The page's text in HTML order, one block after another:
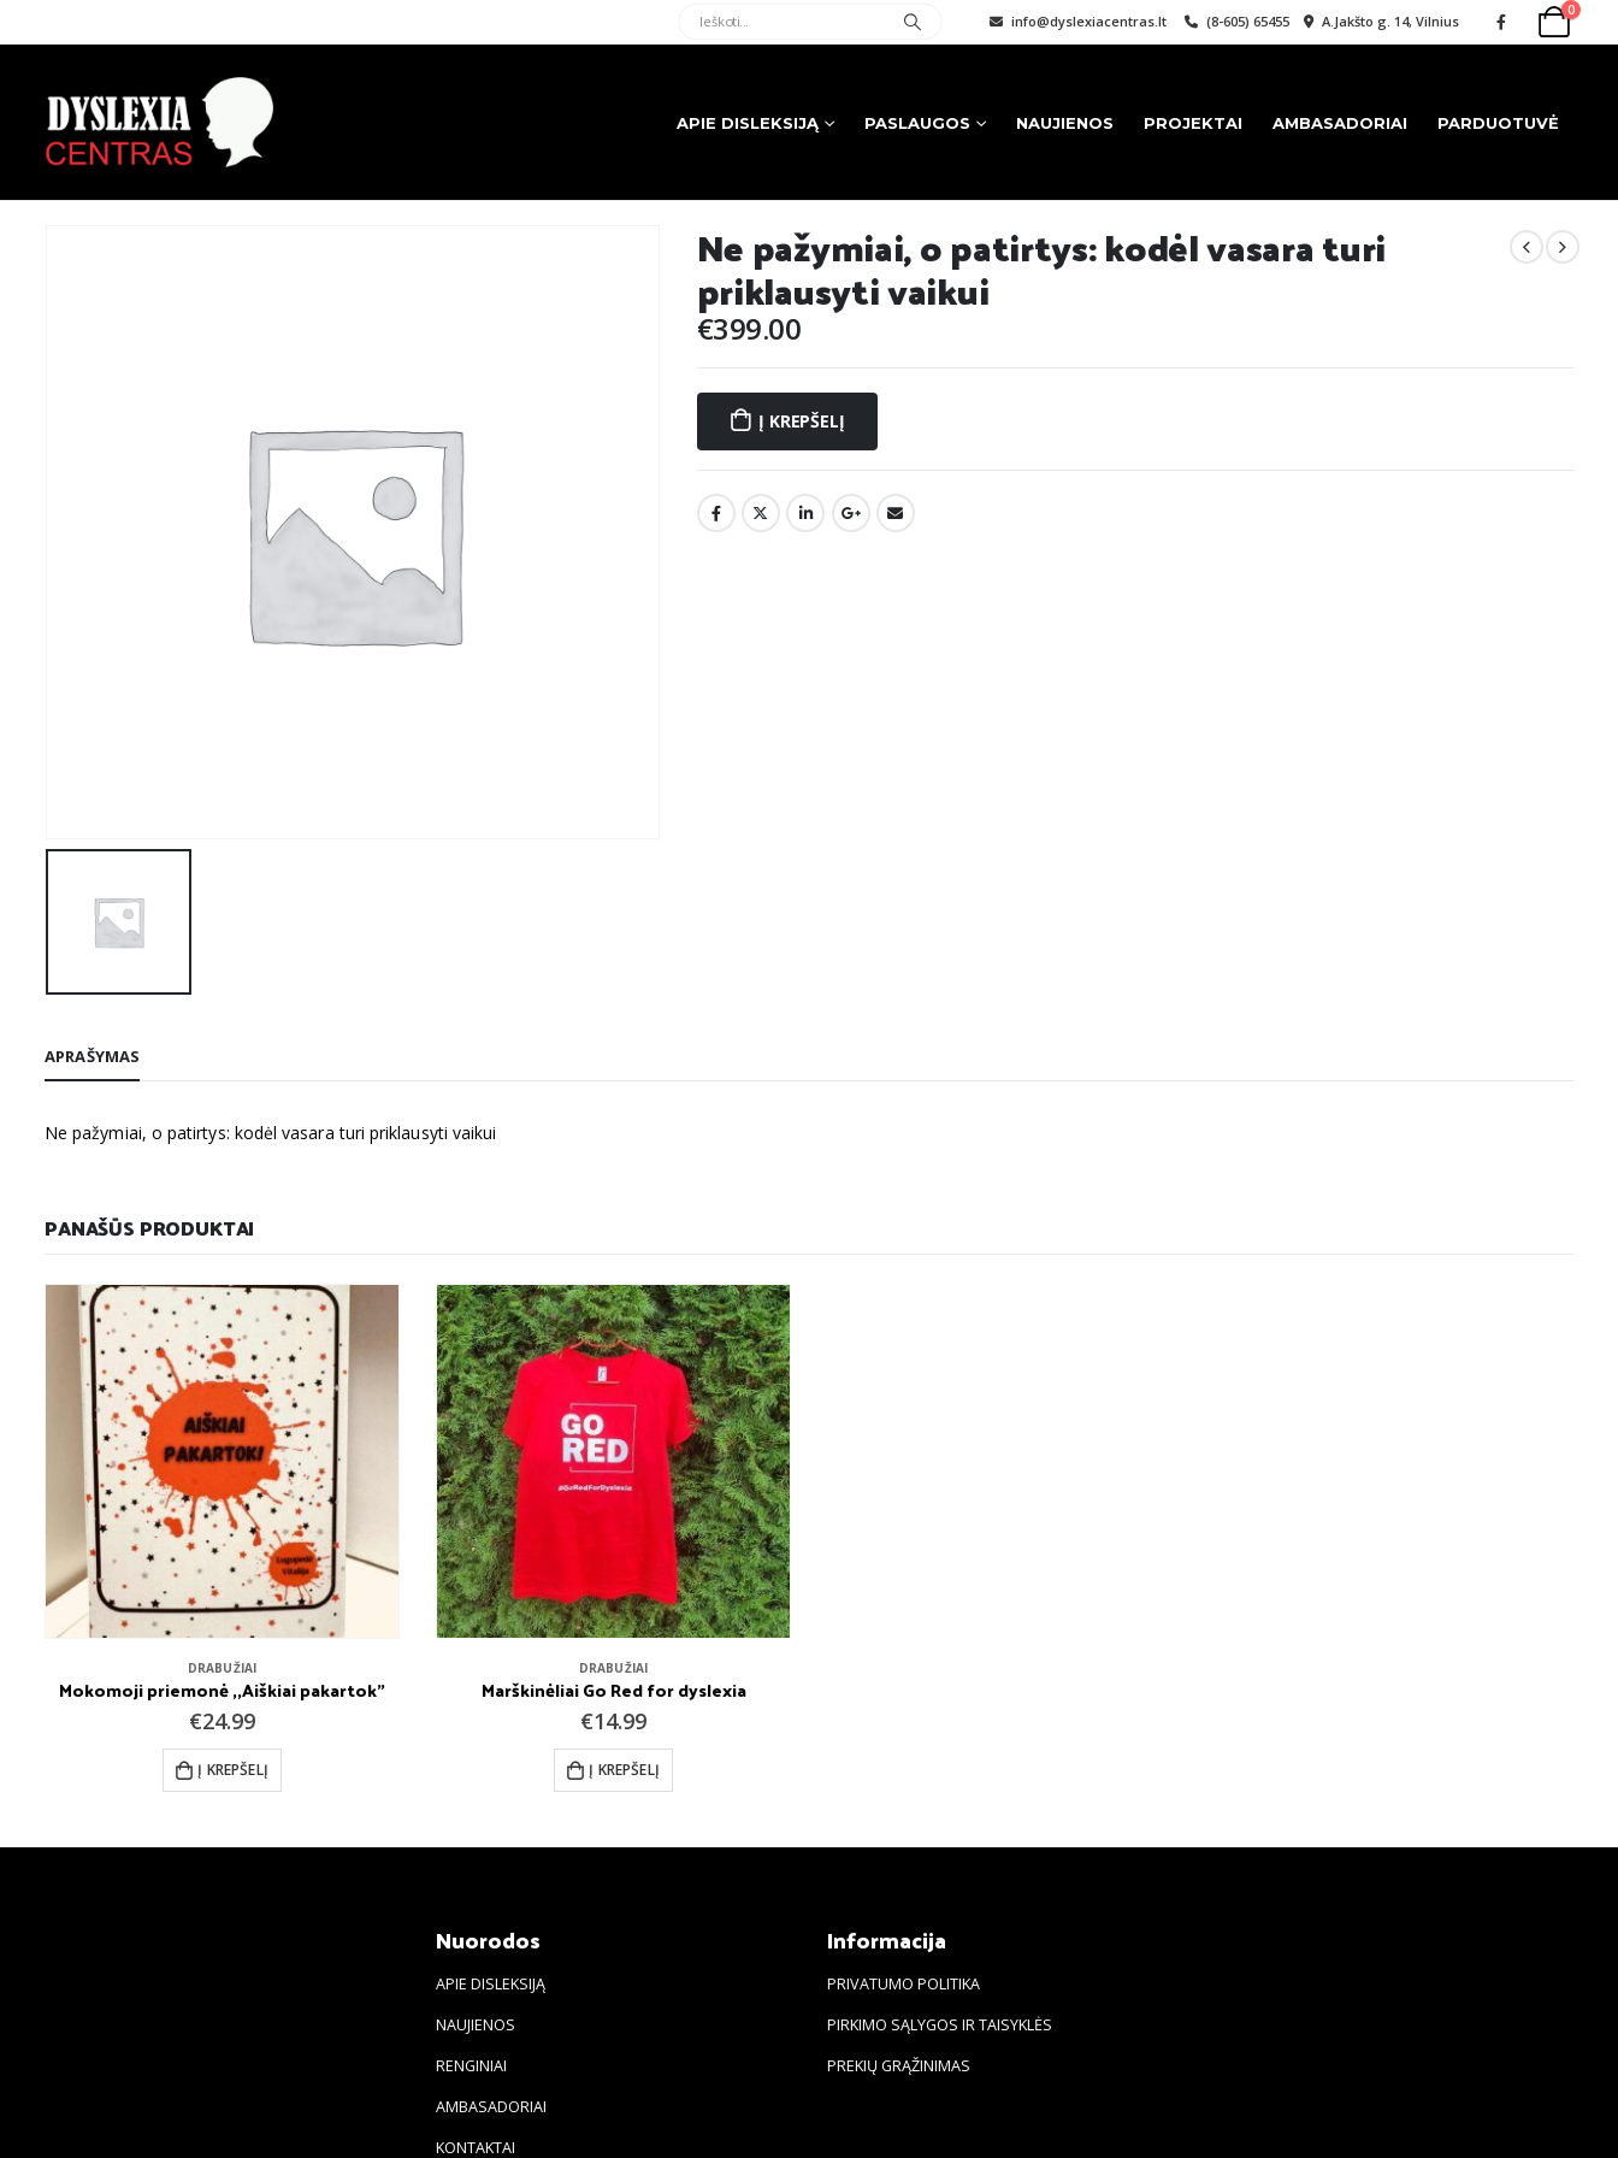
info@dyslexiacentras.lt (8-605) 65455 A.Jakšto g. 14, Vilnius
0
APIE DISLEKSIJĄ PASLAUGOS NAUJIENOS PROJEKTAI AMBASADORIAI PARDUOTUVĖ
Ne pažymiai, o patirtys: kodėl vasara turi
priklausyti vaikui
€399.00
Į KREPŠELĮ
APRAŠYMAS
Ne pažymiai, o patirtys: kodėl vasara turi priklausyti vaikui
PANAŠŪS PRODUKTAI
DRABUŽIAI
Mokomoji priemonė ,,Aiškiai pakartok”
€24.99
Į KREPŠELĮ
DRABUŽIAI
Marškinėliai Go Red for dyslexia
€14.99
Į KREPŠELĮ
Nuorodos
APIE DISLEKSIJĄ
NAUJIENOS
RENGINIAI
AMBASADORIAI
KONTAKTAI
Informacija
PRIVATUMO POLITIKA
PIRKIMO SĄLYGOS IR TAISYKLĖS
PREKIŲ GRĄŽINIMAS